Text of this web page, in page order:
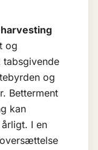
og
og
Betterment
kan
I en